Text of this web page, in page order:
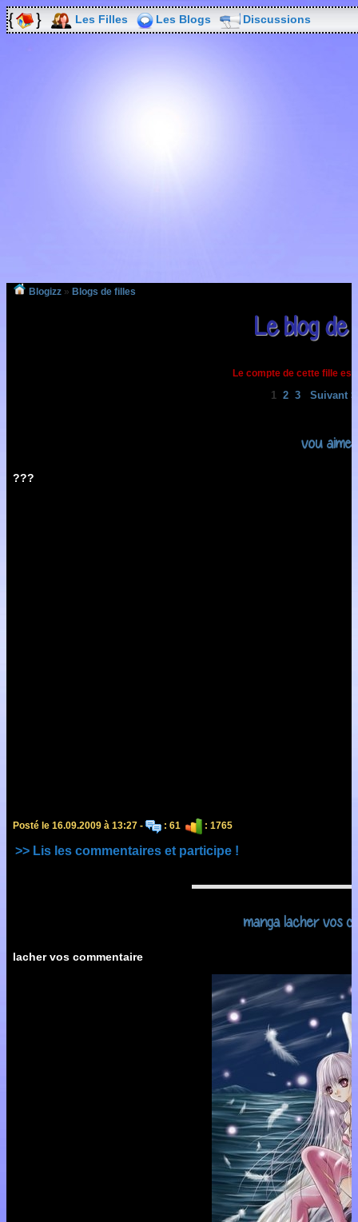
Les Filles Les Blogs Discussions
Blogizz » Blogs de filles
Le blog de
Le compte de cette fille est
1 2 3 Suivant >
vou
???
Posté le 16.09.2009 à 13:27 - : 61 : 1765
>> Lis les commentaires et participe !
manga lacher vos
lacher vos commentaire